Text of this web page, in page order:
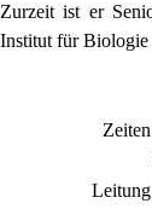
Zurzeit ist er
Institut für Biologie
Zeiten
Leitung